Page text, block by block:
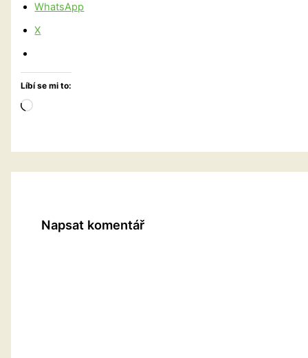
WhatsApp
X
Líbí se mi to:
Načítání…
Napsat komentář